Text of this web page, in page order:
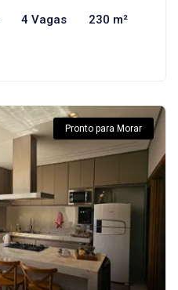
4 Vagas 230 m²
Pronto para Morar